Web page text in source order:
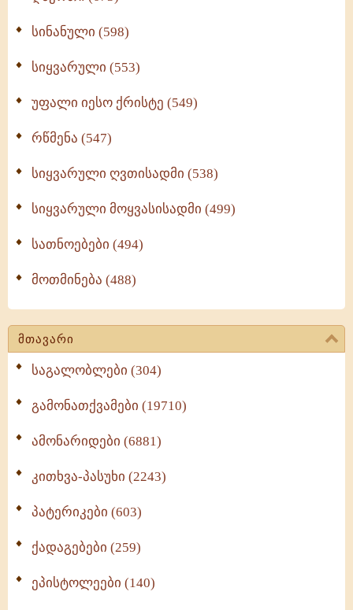
სინანული (598)
სიყვარული (553)
უფალი იესო ქრისტე (549)
რწმენა (547)
სიყვარული ღვთისადმი (538)
სიყვარული მოყვასისადმი (499)
სათნოებები (494)
მოთმინება (488)
მთავარი
საგალობლები (304)
გამონათქვამები (19710)
ამონარიდები (6881)
კითხვა-პასუხი (2243)
პატერიკები (603)
ქადაგებები (259)
ეპისტოლეები (140)